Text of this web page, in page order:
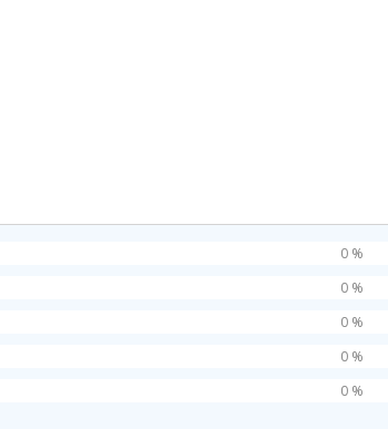
0 %
0 %
0 %
0 %
0 %